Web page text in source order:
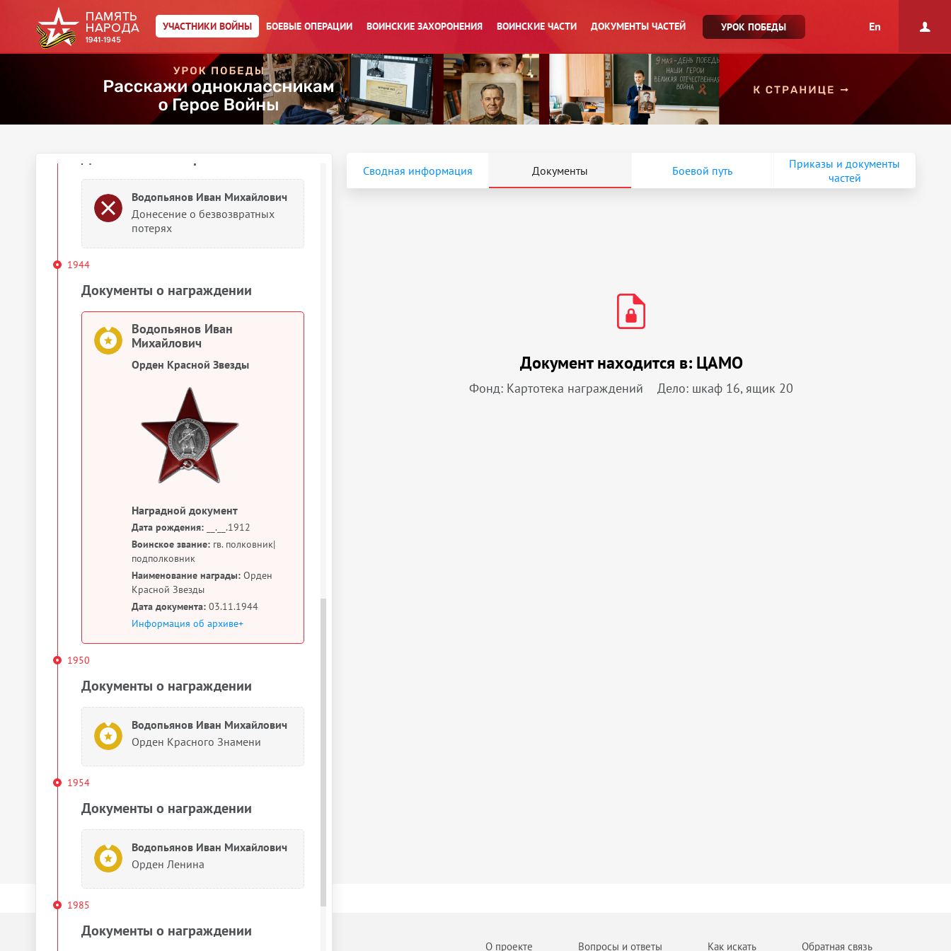
УЧАСТНИКИ ВОЙНЫ БОЕВЫЕ ОПЕРАЦИИ ВОИНСКИЕ ЗАХОРОНЕНИЯ ВОИНСКИЕ ЧАСТИ ДОКУМЕНТЫ ЧАСТЕЙ УРОК ПОБЕДЫ En
Орден Красного Знамени
Водопьянов Иван Михайлович
Орден Красного Знамени
Водопьянов Иван Михайлович
Донесение о безвозвратных
потерях
1944
Документы о награждении
Водопьянов Иван
Михайлович
Орден Красной Звезды
Наградной документ
Дата рождения: __.__.1912
Воинское звание: гв. полковник|
подполковник
Наименование награды: Орден
Красной Звезды
Дата документа: 03.11.1944
Информация об архиве+
1950
Документы о награждении
Водопьянов Иван Михайлович
Орден Красного Знамени
1954
Документы о награждении
Водопьянов Иван Михайлович
Орден Ленина
1985
Документы о награждении
Сводная информация Документы Боевой путь
Приказы и документы
частей
Документ находится в: ЦАМО
Фонд: Картотека награждений Дело: шкаф 16, ящик 20
О проекте Вопросы и ответы Как искать Обратная связь